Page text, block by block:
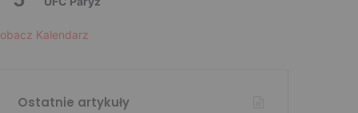
Kalendarz
Ostatnie artykuły